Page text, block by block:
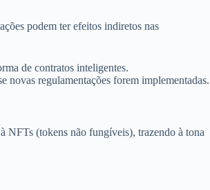
podem ter efeitos indiretos nas
de contratos inteligentes.
novas regulamentações forem implementadas.
NFTs (tokens não fungíveis), trazendo à tona